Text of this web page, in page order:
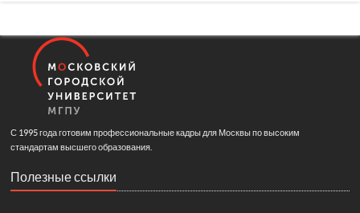
С 1995 года готовим профессиональные кадры для Москвы по высоким
стандартам высшего образования.
Полезные ссылки